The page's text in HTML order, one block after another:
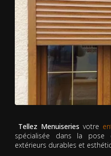
Tellez Menuiseries votre
spécialisée dans la pose
extérieurs durables et